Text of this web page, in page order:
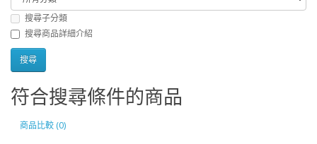
搜尋子分類
搜尋商品詳細介紹
符合搜尋條件的商品
商品比較 (0)